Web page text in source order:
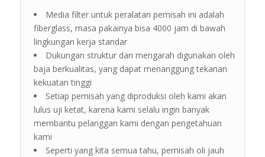
Media filter untuk peralatan pemisah ini adalah
fiberglass, masa pakainya bisa 4000 jam di bawah
lingkungan kerja standar
Dukungan struktur dan mengarah digunakan oleh
baja berkualitas, yang dapat menanggung tekanan
kekuatan tinggi
Setiap pemisah yang diproduksi oleh kami akan
lulus uji ketat, karena kami selalu ingin banyak
membantu pelanggan kami dengan pengetahuan
kami
Seperti yang kita semua tahu, pemisah oli jauh